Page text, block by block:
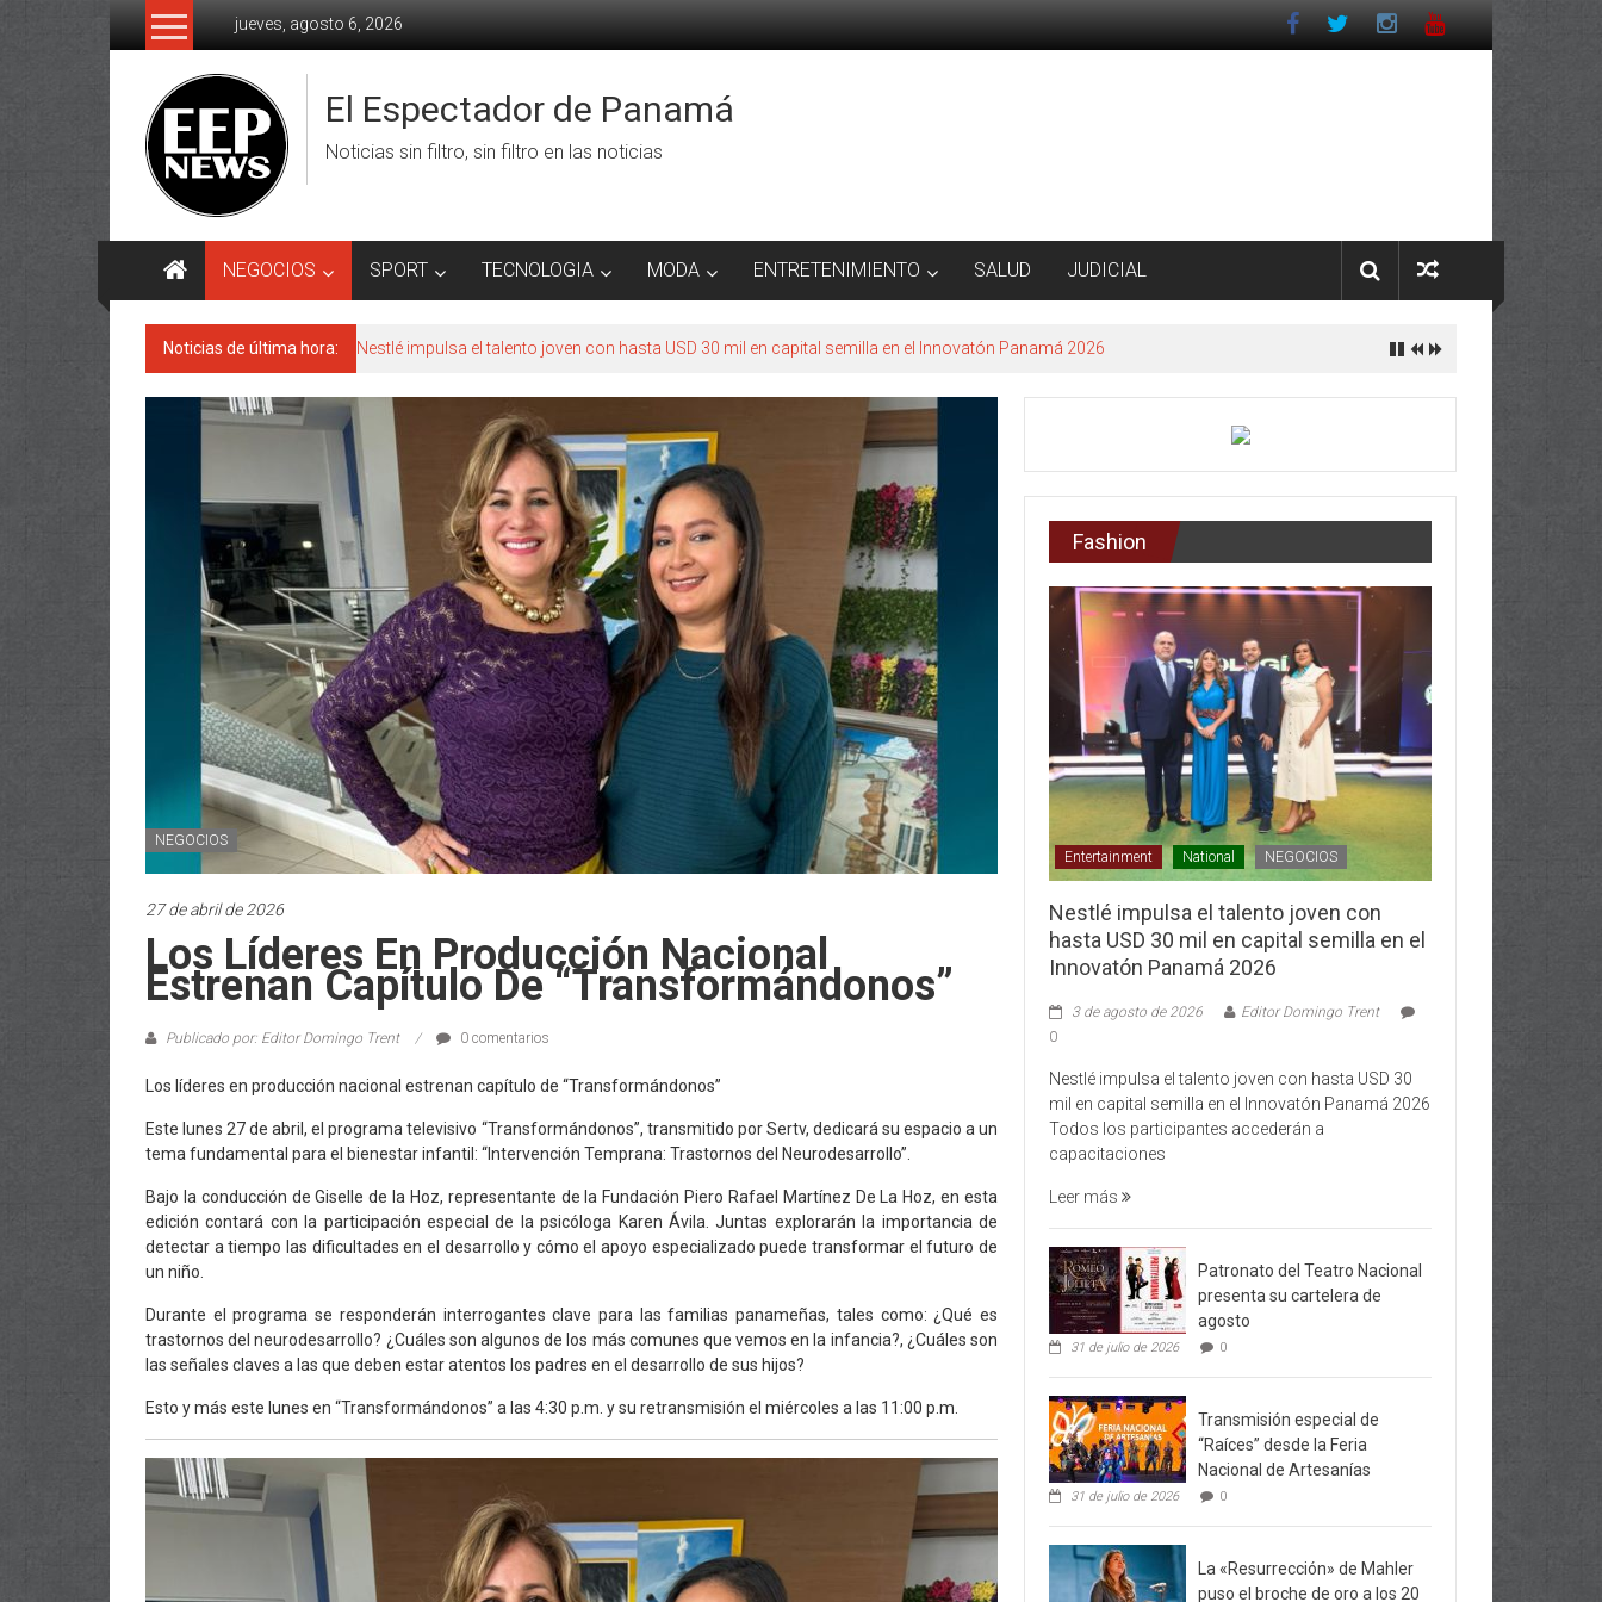
Saltar
jueves, agosto 6, 2026
El Espectador de Panamá
Noticias sin filtro, sin filtro en las noticias
NEGOCIOS SPORT TECNOLOGIA MODA ENTRETENIMIENTO SALUD JUDICIAL
Noticias de última hora: Nestlé impulsa el talento joven con hasta USD 30 mil en capital semilla en el Innovatón Panamá 2026
NEGOCIOS
27 de abril de 2026
Los Líderes En Producción Nacional
Estrenan Capítulo De “Transformándonos”
Publicado por: Editor Domingo Trent 0 comentarios
Los líderes en producción nacional estrenan capítulo de “Transformándonos”
Este lunes 27 de abril, el programa televisivo “Transformándonos”, transmitido por Sertv, dedicará su espacio a un
tema fundamental para el bienestar infantil: “Intervención Temprana: Trastornos del Neurodesarrollo”.
Bajo la conducción de Giselle de la Hoz, representante de la Fundación Piero Rafael Martínez De La Hoz, en esta
edición contará con la participación especial de la psicóloga Karen Ávila. Juntas explorarán la importancia de
detectar a tiempo las dificultades en el desarrollo y cómo el apoyo especializado puede transformar el futuro de
un niño.
Durante el programa se responderán interrogantes clave para las familias panameñas, tales como: ¿Qué es
trastornos del neurodesarrollo? ¿Cuáles son algunos de los más comunes que vemos en la infancia?, ¿Cuáles son
las señales claves a las que deben estar atentos los padres en el desarrollo de sus hijos?
Esto y más este lunes en “Transformándonos” a las 4:30 p.m. y su retransmisión el miércoles a las 11:00 p.m.
Fashion
Entertainment National NEGOCIOS
Nestlé impulsa el talento joven con
hasta USD 30 mil en capital semilla en el
Innovatón Panamá 2026
3 de agosto de 2026
Editor Domingo Trent
0
Nestlé impulsa el talento joven con hasta USD 30
mil en capital semilla en el Innovatón Panamá 2026
Todos los participantes accederán a
capacitaciones
Leer más
Patronato del Teatro Nacional
presenta su cartelera de
agosto
31 de julio de 2026 0
Transmisión especial de
“Raíces” desde la Feria
Nacional de Artesanías
31 de julio de 2026 0
La «Resurrección» de Mahler
puso el broche de oro a los 20